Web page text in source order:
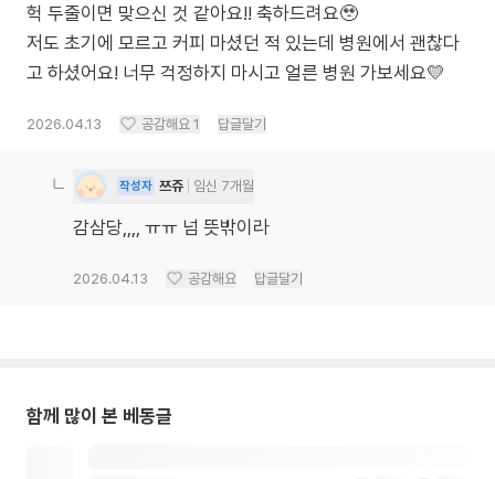
헉 두줄이면 맞으신 것 같아요!! 축하드려요🥹
저도 초기에 모르고 커피 마셨던 적 있는데 병원에서 괜찮다
고 하셨어요! 너무 걱정하지 마시고 얼른 병원 가보세요💛
2026.04.13 공감해요 1 답글달기
작성자 쯔쥬 임신 7개월
감삼당,,,, ㅠㅠ 넘 뜻밖이라
2026.04.13 공감해요 답글달기
함께 많이 본 베동글